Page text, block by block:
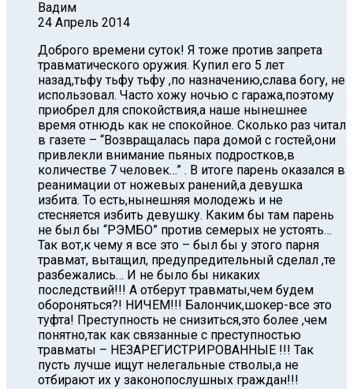
Вадим
24 Апрель 2014
Доброго времени суток! Я тоже против запрета
травматического оружия. Купил его 5 лет
назад,тьфу тьфу тьфу ,по назначению,слава богу, не
использовал. Часто хожу ночью с гаража,поэтому
приобрел для спокойствия,а наше нынешнее
время отнюдь как не спокойное. Сколько раз читал
в газете – “Возвращалась пара домой с гостей,они
привлекли внимание пьяных подростков,в
количестве 7 человек…” . В итоге парень оказался в
реанимации от ножевых ранений,а девушка
избита. То есть,нынешняя молодежь и не
стесняется избить девушку. Каким бы там парень
не был бы “РЭМБО” против семерых не устоять…
Так вот,к чему я все это – был бы у этого парня
травмат, вытащил, предупредительный сделал ,те
разбежались… И не было бы никаких
последствий!!! А отберут травматы,чем будем
обороняться?! НИЧЕМ!!! Балончик,шокер-все это
туфта! Преступность не снизиться,это более ,чем
понятно,так как связанные с преступностью
травматы – НЕЗАРЕГИСТРИРОВАННЫЕ !!! Так
пусть лучше ищут нелегальные стволы,а не
отбирают их у законопослушных граждан!!!